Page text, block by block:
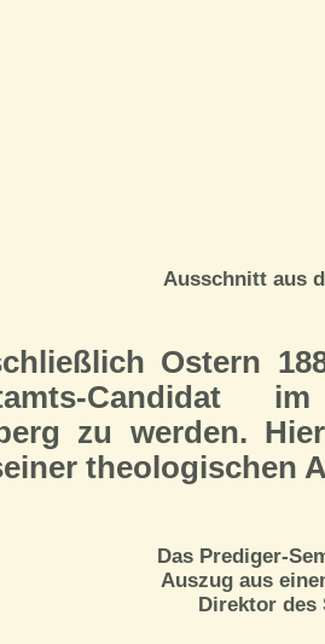
Ausschnitt aus
Ostern
Candidat
zu werden.
theologischen
Das Prediger-
Auszug aus
Direktor des